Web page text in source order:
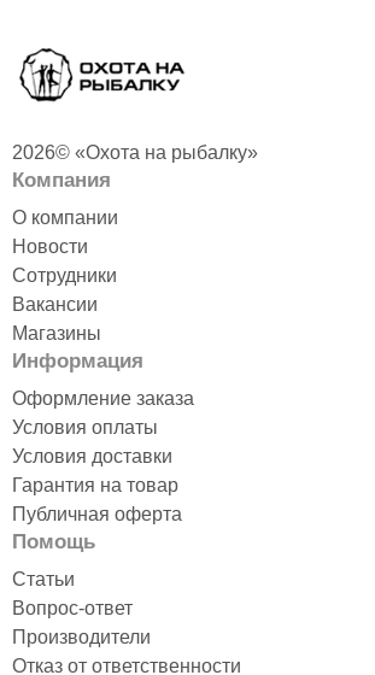
2026© «Охота на рыбалку»
Компания
О компании
Новости
Сотрудники
Вакансии
Магазины
Информация
Оформление заказа
Условия оплаты
Условия доставки
Гарантия на товар
Публичная оферта
Помощь
Статьи
Вопрос-ответ
Производители
Отказ от ответственности